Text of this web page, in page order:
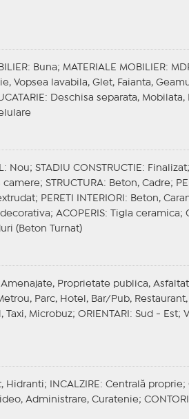
: Buna; MATERIALE MOBILIER:
Vopsea lavabila, Glet, Faianta,
: Deschisa separata, Mobilata,
: Nou; STADIU CONSTRUCTIE : Finalizat;
camere; STRUCTURA: Beton, Cadre;
PERETI INTERIORI : Beton,
ACOPERIS: Tigla ceramica;
(Beton Turnat)
Amenajate, Proprietate publica,
Parc, Hotel, Bar/Pub,
Taxi, Microbuz; ORIENTARI : Sud - Est;
Hidranti; INCALZIRE : Centrală proprie;
Administrare, Curatenie;